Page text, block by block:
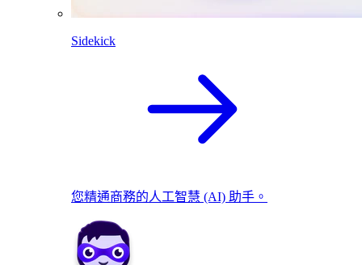
Sidekick
您精通商務的人工智慧 (AI) 助手。